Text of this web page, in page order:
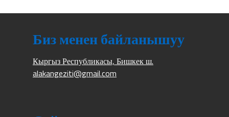
Биз менен байланышуу
Кыргыз Республикасы, Бишкек ш.
alakangeziti@gmail.com